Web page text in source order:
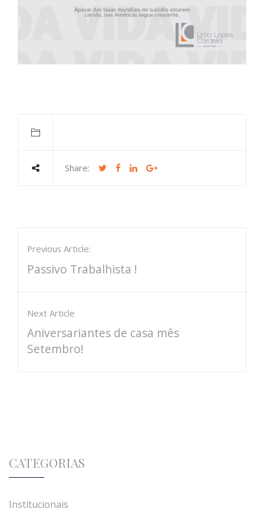
Share:
Previous Article:
Passivo Trabalhista !
Next Article
Aniversariantes de casa mês
Setembro!
CATEGORIAS
Institucionais